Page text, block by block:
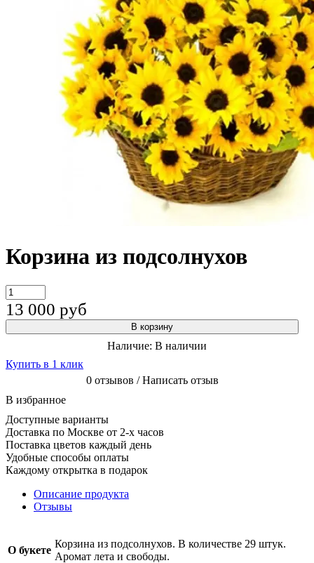
Корзина из подсолнухов
13 000 руб
В корзину
Наличие: В наличии
Купить в 1 клик
0 отзывов / Написать отзыв
В избранное
Доступные варианты
Доставка по Москве от 2-х часов
Поставка цветов каждый день
Удобные способы оплаты
Каждому открытка в подарок
Описание продукта
Отзывы
О букете
Корзина из подсолнухов. В количестве 29 штук.
Аромат лета и свободы.